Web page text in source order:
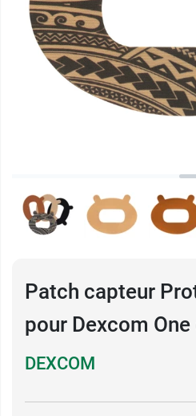
Patch capteur
pour Dexcom One
DEXCOM